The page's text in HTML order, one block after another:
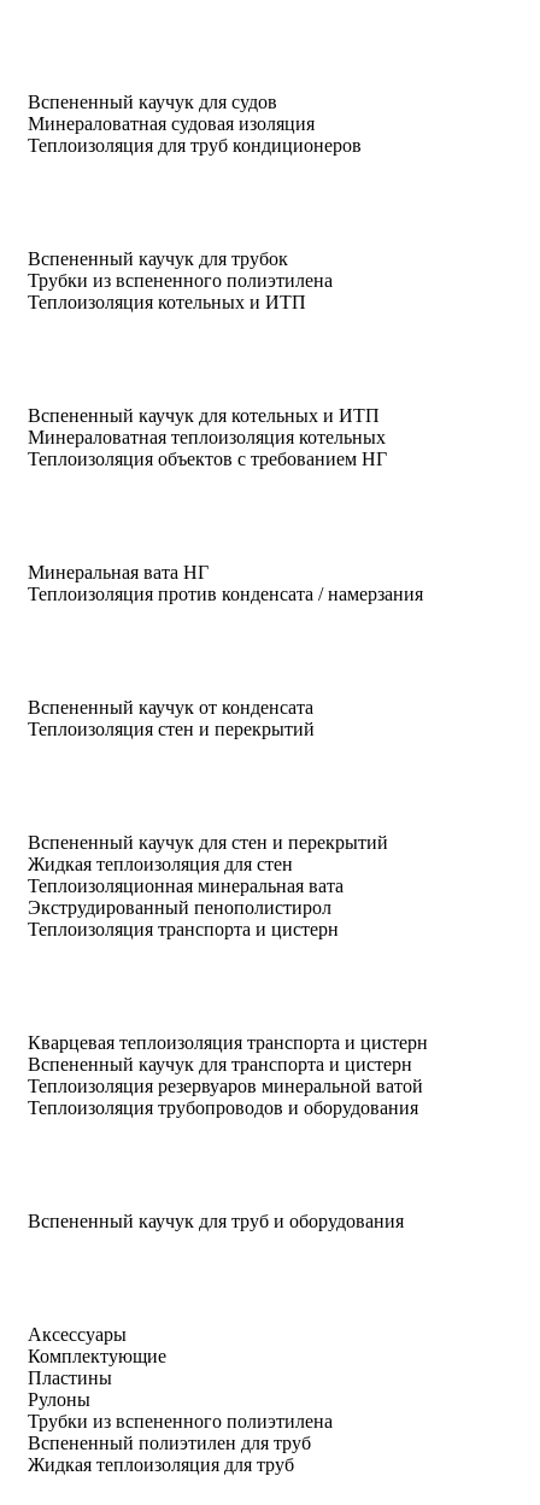
Вспененный каучук для судов
Минераловатная судовая изоляция
Теплоизоляция для труб кондиционеров
Вспененный каучук для трубок
Трубки из вспененного полиэтилена
Теплоизоляция котельных и ИТП
Вспененный каучук для котельных и ИТП
Минераловатная теплоизоляция котельных
Теплоизоляция объектов с требованием НГ
Минеральная вата НГ
Теплоизоляция против конденсата / намерзания
Вспененный каучук от конденсата
Теплоизоляция стен и перекрытий
Вспененный каучук для стен и перекрытий
Жидкая теплоизоляция для стен
Теплоизоляционная минеральная вата
Экструдированный пенополистирол
Теплоизоляция транспорта и цистерн
Кварцевая теплоизоляция транспорта и цистерн
Вспененный каучук для транспорта и цистерн
Теплоизоляция резервуаров минеральной ватой
Теплоизоляция трубопроводов и оборудования
Вспененный каучук для труб и оборудования
Аксессуары
Комплектующие
Пластины
Рулоны
Трубки из вспененного полиэтилена
Вспененный полиэтилен для труб
Жидкая теплоизоляция для труб